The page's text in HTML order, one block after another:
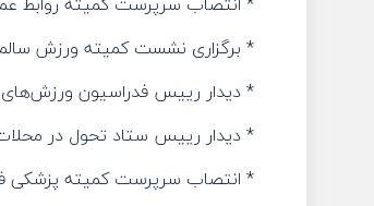
* برگزاری نشست کمیته ورزش
* دیدار رییس فدراسیون ورزش‌های
* دیدار رییس ستاد تحول در
* انتصاب سرپرست کمیته پزشکی